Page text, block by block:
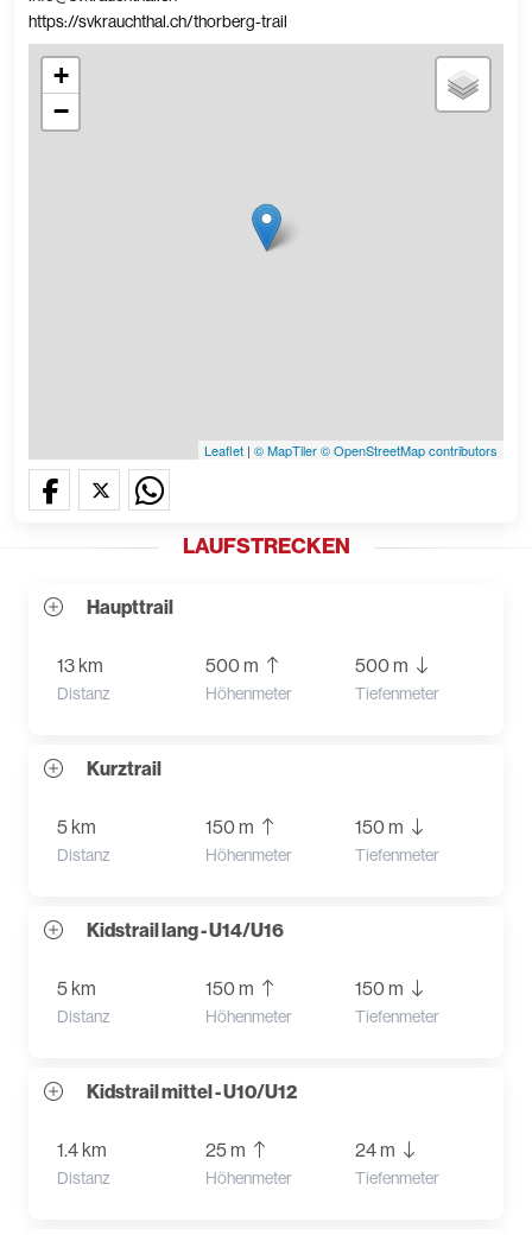
https://svkrauchthal.ch/thorberg-trail
+
−
Leaflet | © MapTiler© OpenStreetMap contributors
LAUFSTRECKEN
Haupttrail
13 km
Distanz
500 m
Höhenmeter
500 m
Tiefenmeter
Kurztrail
5 km
Distanz
150 m
Höhenmeter
150 m
Tiefenmeter
Kidstrail lang - U14/U16
5 km
Distanz
150 m
Höhenmeter
150 m
Tiefenmeter
Kidstrail mittel - U10/U12
1.4 km
Distanz
25 m
Höhenmeter
24 m
Tiefenmeter